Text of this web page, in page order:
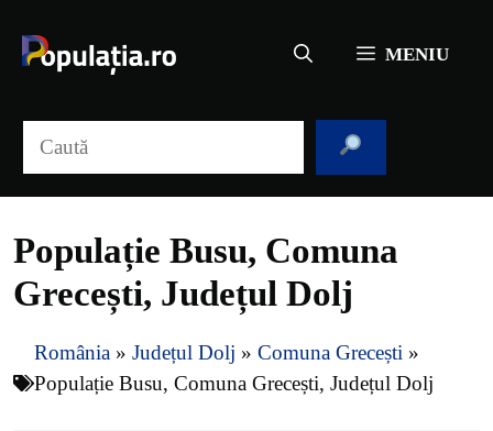
conținut
MENIU
Populație Busu, Comuna
Grecești, Județul Dolj
România » Județul Dolj » Comuna Grecești »
Populație Busu, Comuna Grecești, Județul Dolj